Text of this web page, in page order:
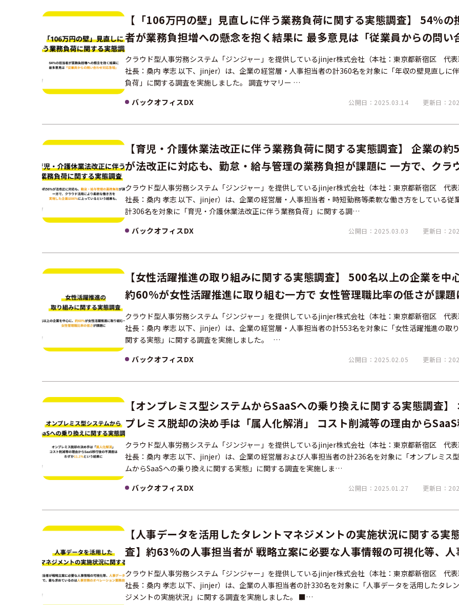
【「106万円の壁」見直しに伴う業務負荷に関する実態調査】 54%の
者が業務負担増への懸念を抱く結果に 最多意見は「従業員からの問い
せ対応急増
クラウド型人事労務システム「ジンジャー」を提供しているjinjer株式会社（本社：東京都新宿区 代
社長：桑内 孝志 以下、jinjer）は、企業の経営層・人事担当者の計360名を対象に「年収の壁見直しに
負荷」に関する調査を実施しました。 調査サマリー …
バックオフィスDX
公開日：2025.03.14 更新日：
【育児・介護休業法改正に伴う業務負荷に関する実態調査】 企業の約
が法改正に対応も、勤怠・給与管理の業務負担が課題に 一方で、クラ
活用により柔軟な働き方を実現した企業は86%に上っているという結
クラウド型人事労務システム「ジンジャー」を提供しているjinjer株式会社（本社：東京都新宿区 代
社長：桑内 孝志 以下、jinjer）は、企業の経営層・人事担当者・時短勤務等柔軟な働き方をしている従
計306名を対象に「育児・介護休業法改正に伴う業務負荷」に関する調…
バックオフィスDX
公開日：2025.03.03 更新日：
【女性活躍推進の取り組みに関する実態調査】 500名以上の企業を中
約60%が女性活躍推進に取り組む一方で 女性管理職比率の低さが課題
クラウド型人事労務システム「ジンジャー」を提供しているjinjer株式会社（本社：東京都新宿区 代
社長：桑内 孝志 以下、jinjer）は、企業の経営層・人事担当者の計553名を対象に「女性活躍推進の取
関する実態」に関する調査を実施しました。 …
バックオフィスDX
公開日：2025.02.05 更新日：
【オンプレミス型システムからSaaSへの乗り換えに関する実態調査】
プレミス脱却の決め手は「属人化解消」 コスト削減等の理由から
後の不満度は わずか11.1%という結果に
クラウド型人事労務システム「ジンジャー」を提供しているjinjer株式会社（本社：東京都新宿区 代
社長：桑内 孝志 以下、jinjer）は、企業の経営層および人事担当者の計236名を対象に「オンプレミス
ムからSaaSへの乗り換えに関する実態」に関する調査を実施しま…
バックオフィスDX
公開日：2025.01.27 更新日：
【人事データを活用したタレントマネジメントの実施状況に関する実
査】約63%の人事担当者が 戦略立案に必要な人事情報の可視化等、人
ータの利活用を実感 一方で、最も求めているのは人事労務のオペレー
ン業務自動化
クラウド型人事労務システム「ジンジャー」を提供しているjinjer株式会社（本社：東京都新宿区 代
社長：桑内 孝志 以下、jinjer）は、企業の人事担当者の計330名を対象に「人事データを活用したタレ
ジメントの実施状況」に関する調査を実施しました。 ■…